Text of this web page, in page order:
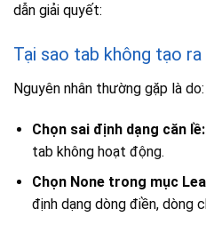
dẫn giải quyết:
Tại sao tab không tạo
Nguyên nhân thường gặp là do:
Chọn sai định dạng căn lề:
tab không hoạt động.
Chọn None trong mục
định dạng dòng điền, dòng